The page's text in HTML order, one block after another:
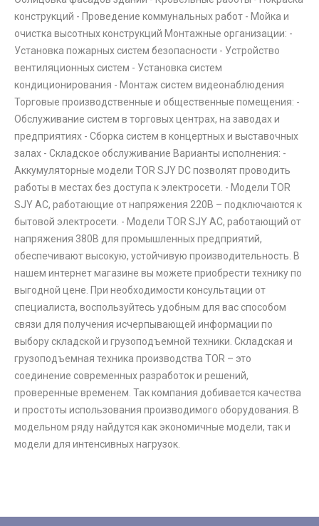
конструкций - Проведение коммунальных работ - Мойка и
очистка высотных конструкций Монтажные организации: -
Установка пожарных систем безопасности - Устройство
вентиляционных систем - Установка систем
кондиционирования - Монтаж систем видеонаблюдения
Торговые производственные и общественные помещения: -
Обслуживание систем в торговых центрах, на заводах и
предприятиях - Сборка систем в концертных и выставочных
залах - Складское обслуживание Варианты исполнения: -
Аккумуляторные модели TOR SJY DC позволят проводить
работы в местах без доступа к электросети. - Модели TOR
SJY AC, работающие от напряжения 220В – подключаются к
бытовой электросети. - Модели TOR SJY AC, работающий от
напряжения 380В для промышленных предприятий,
обеспечивают высокую, устойчивую производительность. В
нашем интернет магазине вы можете приобрести технику по
выгодной цене. При необходимости консультации от
специалиста, воспользуйтесь удобным для вас способом
связи для получения исчерпывающей информации по
выбору складской и грузоподъемной техники. Складская и
грузоподъемная техника производства TOR – это
соединение современных разработок и решений,
проверенные временем. Так компания добивается качества
и простоты использования производимого оборудования. В
модельном ряду найдутся как экономичные модели, так и
модели для интенсивных нагрузок.